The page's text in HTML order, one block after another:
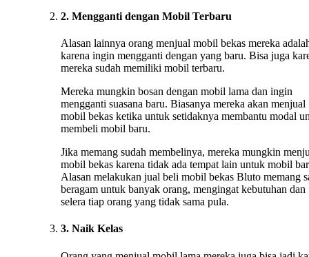
2. Mengganti dengan Mobil Terbaru
Alasan lainnya orang menjual mobil bekas mereka
karena ingin mengganti dengan yang baru. Bisa juga
mereka sudah memiliki mobil terbaru.
Mereka mungkin bosan dengan mobil lama dan ingin
mengganti suasana baru. Biasanya mereka akan menjual
mobil bekas ketika untuk setidaknya membantu modal
membeli mobil baru.
Jika memang sudah membelinya, mereka mungkin
mobil bekas karena tidak ada tempat lain untuk mobil
Alasan melakukan jual beli mobil bekas Bluto memang
beragam untuk banyak orang, mengingat kebutuhan dan
selera tiap orang yang tidak sama pula.
3. Naik Kelas